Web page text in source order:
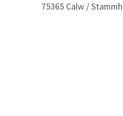
75365 Calw /